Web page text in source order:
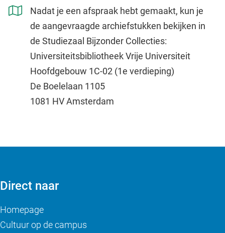
Nadat je een afspraak hebt gemaakt, kun je
de aangevraagde archiefstukken bekijken in
de Studiezaal Bijzonder Collecties:
Universiteitsbibliotheek Vrije Universiteit
Hoofdgebouw 1C-02 (1e verdieping)
De Boelelaan 1105
1081 HV Amsterdam
Direct naar
Homepage
Cultuur op de campus